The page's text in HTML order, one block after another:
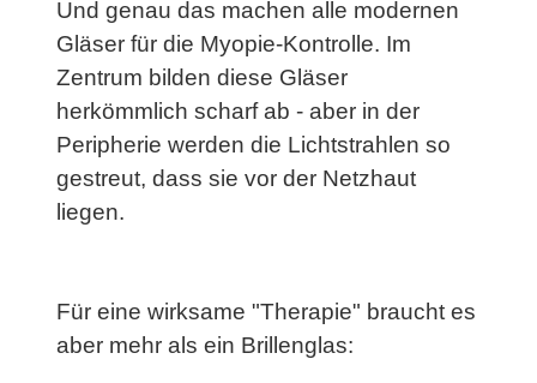
Und genau das machen alle modernen
Gläser für die Myopie-Kontrolle. Im
Zentrum bilden diese Gläser
herkömmlich scharf ab - aber in der
Peripherie werden die Lichtstrahlen so
gestreut, dass sie vor der Netzhaut
liegen.
Für eine wirksame "Therapie" braucht es
aber mehr als ein Brillenglas: